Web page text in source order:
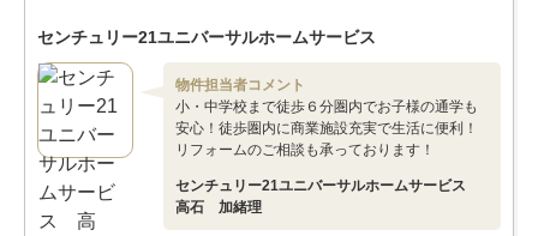
センチュリー21ユニバーサルホームサービス
物件担当者コメント
小・中学校まで徒歩６分圏内でお子様の通学も
安心！徒歩圏内に商業施設充実で生活に便利！
リフォームのご相談も承っております！
センチュリー21ユニバーサルホームサービス
高石 加緒理